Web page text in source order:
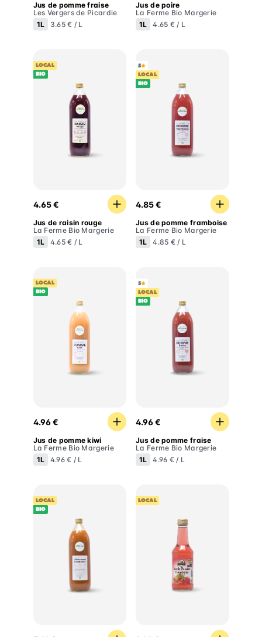
Jus de pomme fraise
Les Vergers de Picardie
1L
3.65 € / L
Jus de poire
La Ferme Bio Margerie
1L
4.65 € / L
LOCAL
BIO
Jus de raisin rouge
4.65 €
Jus de raisin rouge
La Ferme Bio Margerie
1L
4.65 € / L
5
LOCAL
BIO
Jus de pomme framboise
4.85 €
Jus de pomme framboise
La Ferme Bio Margerie
1L
4.85 € / L
LOCAL
BIO
Jus de pomme kiwi
4.96 €
Jus de pomme kiwi
La Ferme Bio Margerie
1L
4.96 € / L
5
LOCAL
BIO
Jus de pomme fraise
4.96 €
Jus de pomme fraise
La Ferme Bio Margerie
1L
4.96 € / L
LOCAL
BIO
Jus de pomme abricot
LOCAL
Jus de pomme framboise